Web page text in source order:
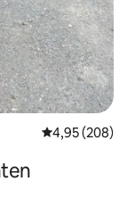
Gemiddelde
4,95 (208)